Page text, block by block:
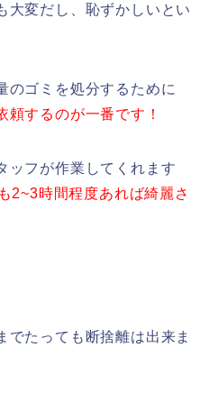
大変だし、恥ずかしいとい
のゴミを処分するために
頼するのが一番です！
ッフが作業してくれます
2~3時間程度あれば綺麗さ
でたっても断捨離は出来ま